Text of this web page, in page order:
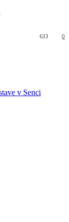
0
633